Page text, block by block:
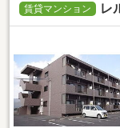
賃貸マンション レ